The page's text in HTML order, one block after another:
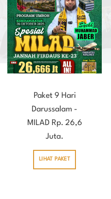
Paket 9 Hari
Darussalam -
MILAD Rp. 26,6
Juta.
LIHAT PAKET